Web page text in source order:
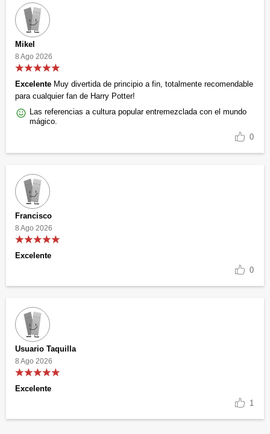
Mikel
8 Ago 2026
Excelente Muy divertida de principio a fin, totalmente recomendable
para cualquier fan de Harry Potter!
Las referencias a cultura popular entremezclada con el mundo
mágico.
0
Francisco
8 Ago 2026
Excelente
0
Usuario Taquilla
8 Ago 2026
Excelente
1